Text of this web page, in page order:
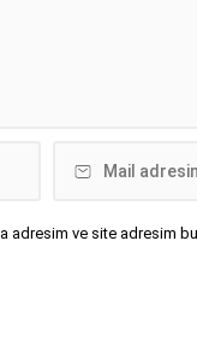
adresim ve site adresim bu